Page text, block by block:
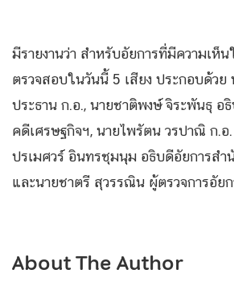
มีรายงานว่า สำหรับอัยการที่มีความเห็
ตรวจสอบในวันนี้ 5 เสียง ประกอบด้วย
ประธาน ก.อ., นายชาติพงษ์ จิระพันธุ อ
คดีเศรษฐกิจฯ, นายไพรัตน วรปาณิ ก.
ปรเมศวร์ อินทรชุมนุม อธิบดีอัยการส
และนายชาตรี สุวรรณิน ผู้ตรวจการอัยก
About The Author